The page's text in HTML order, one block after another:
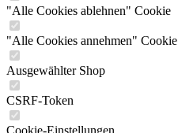
"Alle Cookies ablehnen" Cookie
"Alle Cookies annehmen" Cookie
Ausgewählter Shop
CSRF-Token
Cookie-Einstellungen